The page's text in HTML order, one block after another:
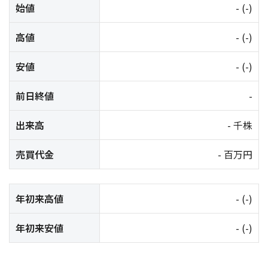
始値 - (-)
高値 - (-)
安値 - (-)
前日終値 -
出来高 - 千株
売買代金 - 百万円
年初来高値 - (-)
年初来安値 - (-)